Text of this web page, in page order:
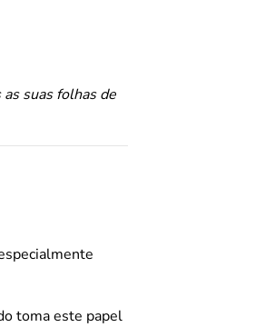
suas folhas de
toma este papel